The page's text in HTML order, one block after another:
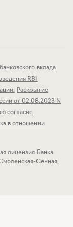
лица
вклада
RBI
. Раскрытие
от 02.08.2023 N
согласие
в отношении
лицензия Банка
Сенная,